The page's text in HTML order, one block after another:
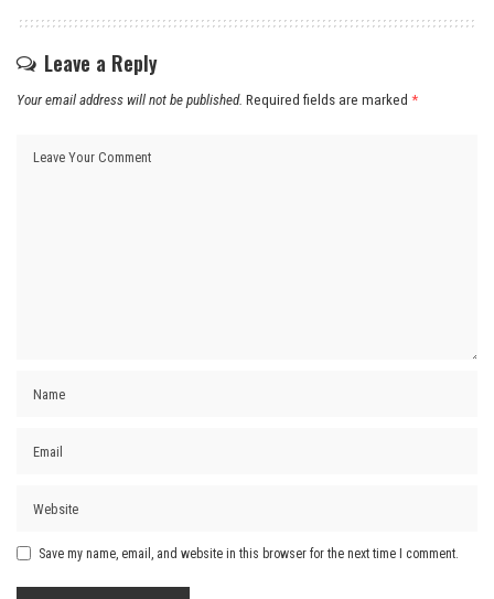
Leave a Reply
Your email address will not be published. Required fields are marked *
Save my name, email, and website in this browser for the next time I comment.